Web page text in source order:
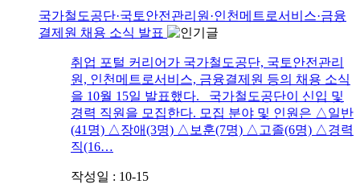
국가철도공단·국토안전관리원·인천메트로서비스·금융
결제원 채용 소식 발표
취업 포털 커리어가 국가철도공단, 국토안전관리
원, 인천메트로서비스, 금융결제원 등의 채용 소식
을 10월 15일 발표했다. 국가철도공단이 신입 및
경력 직원을 모집한다. 모집 분야 및 인원은 △일반
(41명) △장애(3명) △보훈(7명) △고졸(6명) △경력
직(16…
작성일 : 10-15